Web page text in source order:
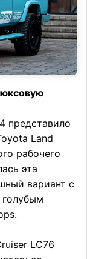
представило
Land
рабочего
эта
вариант с
LC76